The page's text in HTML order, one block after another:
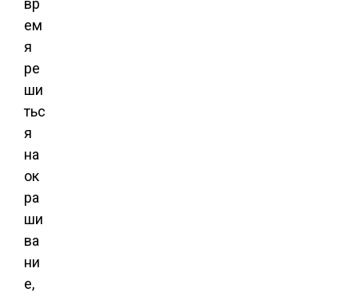
вр
ем
я
ре
ши
тьс
я
на
ок
ра
ши
ва
ни
е,